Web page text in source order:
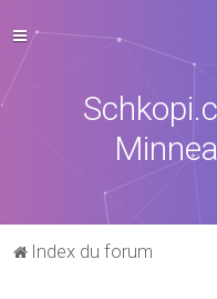
Index du forum